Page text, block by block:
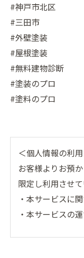
#神戸市北区
#三田市
#外壁塗装
#屋根塗装
#無料建物診断
#塗装のプロ
#塗料のプロ
＜個人情報の利
お客様よりお預
限定し利用させて
・本サービスに
・本サービスの